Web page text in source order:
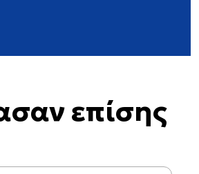
επίσης